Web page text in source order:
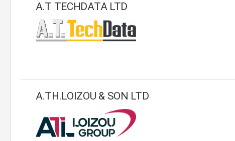
A.T TECHDATA LTD
A.TH.LOIZOU & SON LTD